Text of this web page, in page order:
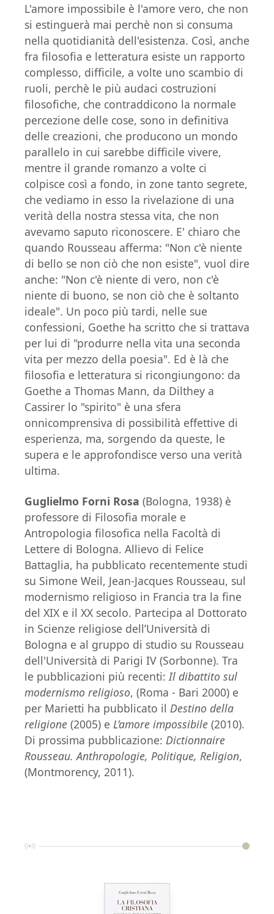
L'amore impossibile è l'amore vero, che non
si estinguerà mai perchè non si consuma
nella quotidianità dell'esistenza. Così, anche
fra filosofia e letteratura esiste un rapporto
complesso, difficile, a volte uno scambio di
ruoli, perchè le più audaci costruzioni
filosofiche, che contraddicono la normale
percezione delle cose, sono in definitiva
delle creazioni, che producono un mondo
parallelo in cui sarebbe difficile vivere,
mentre il grande romanzo a volte ci
colpisce così a fondo, in zone tanto segrete,
che vediamo in esso la rivelazione di una
verità della nostra stessa vita, che non
avevamo saputo riconoscere. E' chiaro che
quando Rousseau afferma: "Non c'è niente
di bello se non ciò che non esiste", vuol dire
anche: "Non c'è niente di vero, non c'è
niente di buono, se non ciò che è soltanto
ideale". Un poco più tardi, nelle sue
confessioni, Goethe ha scritto che si trattava
per lui di "produrre nella vita una seconda
vita per mezzo della poesia". Ed è là che
filosofia e letteratura si ricongiungono: da
Goethe a Thomas Mann, da Dilthey a
Cassirer lo "spirito" è una sfera
onnicomprensiva di possibilità effettive di
esperienza, ma, sorgendo da queste, le
supera e le approfondisce verso una verità
ultima.
Guglielmo Forni Rosa (Bologna, 1938) è
professore di Filosofia morale e
Antropologia filosofica nella Facoltà di
Lettere di Bologna. Allievo di Felice
Battaglia, ha pubblicato recentemente studi
su Simone Weil, Jean-Jacques Rousseau, sul
modernismo religioso in Francia tra la fine
del XIX e il XX secolo. Partecipa al Dottorato
in Scienze religiose dell’Università di
Bologna e al gruppo di studio su Rousseau
dell'Università di Parigi IV (Sorbonne). Tra
le pubblicazioni più recenti: Il dibattito sul
modernismo religioso, (Roma - Bari 2000) e
per Marietti ha pubblicato il Destino della
religione (2005) e L’amore impossibile (2010).
Di prossima pubblicazione: Dictionnaire
Rousseau. Anthropologie, Politique, Religion,
(Montmorency, 2011).